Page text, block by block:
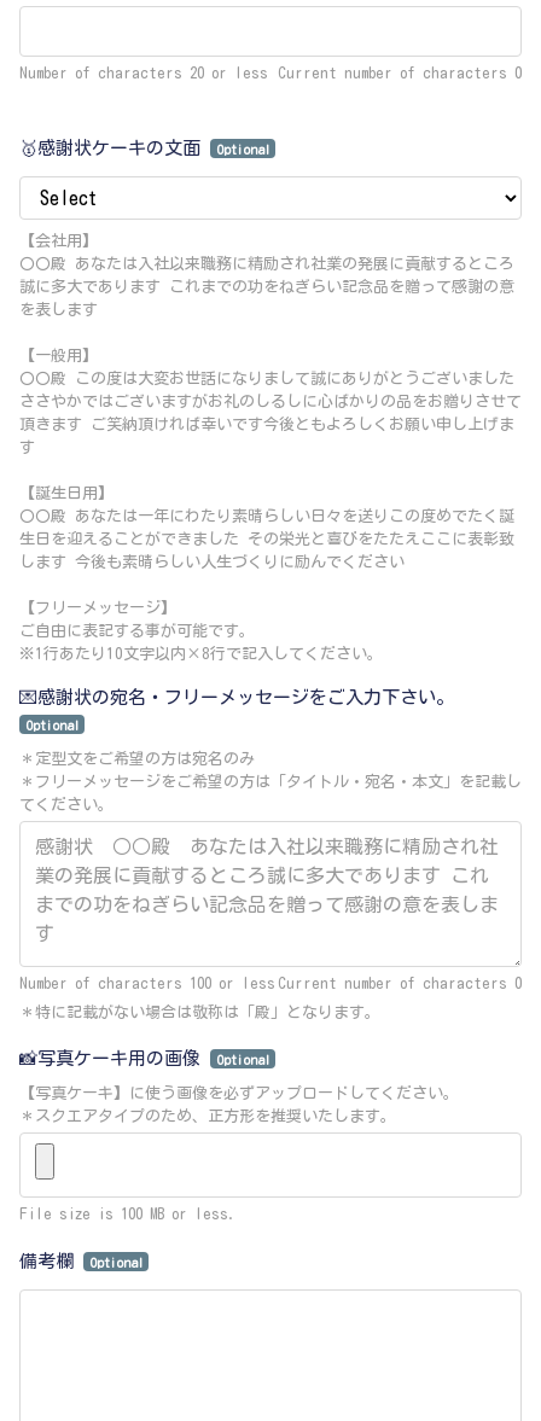
Number of characters 20 or less Current number of characters 0
🥇感謝状ケーキの文面 Optional
【会社用】
〇〇殿 あなたは入社以来職務に精励され社業の発展に貢献するところ
誠に多大であります これまでの功をねぎらい記念品を贈って感謝の意
を表します
【一般用】
〇〇殿 この度は大変お世話になりまして誠にありがとうございました
ささやかではございますがお礼のしるしに心ばかりの品をお贈りさせて
頂きます ご笑納頂ければ幸いです今後ともよろしくお願い申し上げま
す
【誕生日用】
〇〇殿 あなたは一年にわたり素晴らしい日々を送りこの度めでたく誕
生日を迎えることができました その栄光と喜びをたたえここに表彰致
します 今後も素晴らしい人生づくりに励んでください
【フリーメッセージ】
ご自由に表記する事が可能です。
※1行あたり10文字以内×8行で記入してください。
💌感謝状の宛名・フリーメッセージをご入力下さい。
Optional
＊定型文をご希望の方は宛名のみ
＊フリーメッセージをご希望の方は「タイトル・宛名・本文」を記載し
てください。
Number of characters 100 or less Current number of characters 0
＊特に記載がない場合は敬称は「殿」となります。
📸写真ケーキ用の画像 Optional
【写真ケーキ】に使う画像を必ずアップロードしてください。
＊スクエアタイプのため、正方形を推奨いたします。
File size is 100 MB or less.
備考欄 Optional